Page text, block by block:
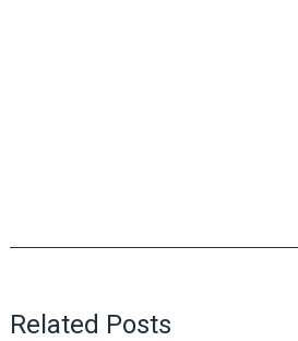
Related Posts